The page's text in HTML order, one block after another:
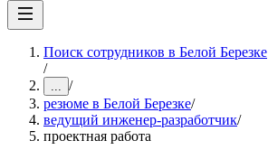
Поиск сотрудников в Белой Березке
/
... /
резюме в Белой Березке/
ведущий инженер-разработчик/
проектная работа